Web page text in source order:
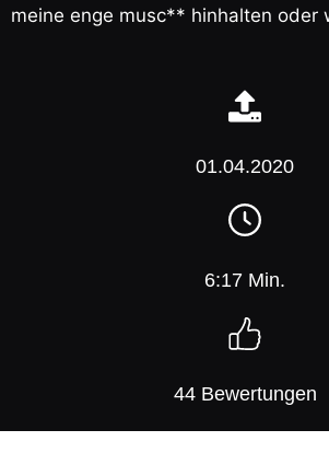
meine enge musc** hinhalten oder
01.04.2020
6:17 Min.
44 Bewertungen